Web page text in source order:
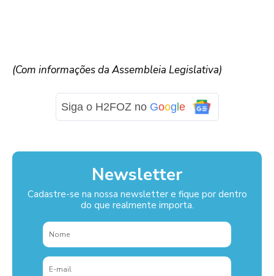
(Com informações da Assembleia Legislativa)
Siga o H2FOZ no Google
Newsletter
Cadastre-se na nossa newsletter e fique por dentro
do que realmente importa.